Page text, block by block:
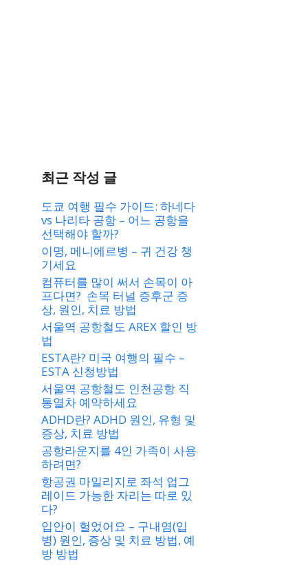
최근 작성 글
도쿄 여행 필수 가이드: 하네다
vs 나리타 공항 – 어느 공항을
선택해야 할까?
이명, 메니에르병 – 귀 건강 챙
기세요
컴퓨터를 많이 써서 손목이 아
프다면? 손목 터널 증후군 증
상, 원인, 치료 방법
서울역 공항철도 AREX 할인 방
법
ESTA란? 미국 여행의 필수 –
ESTA 신청방법
서울역 공항철도 인천공항 직
통열차 예약하세요
ADHD란? ADHD 원인, 유형 및
증상, 치료 방법
공항라운지를 4인 가족이 사용
하려면?
항공권 마일리지로 좌석 업그
레이드 가능한 자리는 따로 있
다?
입안이 헐었어요 – 구내염(입
병) 원인, 증상 및 치료 방법, 예
방 방법